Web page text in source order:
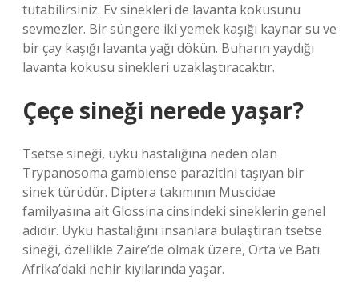
tutabilirsiniz. Ev sinekleri de lavanta kokusunu
sevmezler. Bir süngere iki yemek kaşığı kaynar su ve
bir çay kaşığı lavanta yağı dökün. Buharın yaydığı
lavanta kokusu sinekleri uzaklaştıracaktır.
Çeçe sineği nerede yaşar?
Tsetse sineği, uyku hastalığına neden olan
Trypanosoma gambiense parazitini taşıyan bir
sinek türüdür. Diptera takımının Muscidae
familyasına ait Glossina cinsindeki sineklerin genel
adıdır. Uyku hastalığını insanlara bulaştıran tsetse
sineği, özellikle Zaire’de olmak üzere, Orta ve Batı
Afrika’daki nehir kıyılarında yaşar.